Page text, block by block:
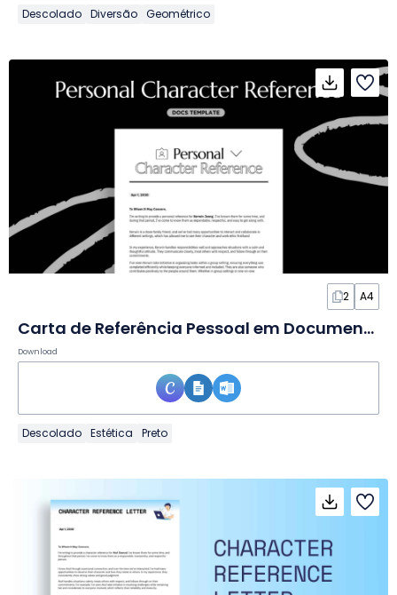
Descolado Diversão Geométrico
2 A4
Carta de Referência Pessoal em Documento
Download
Descolado Estética Preto